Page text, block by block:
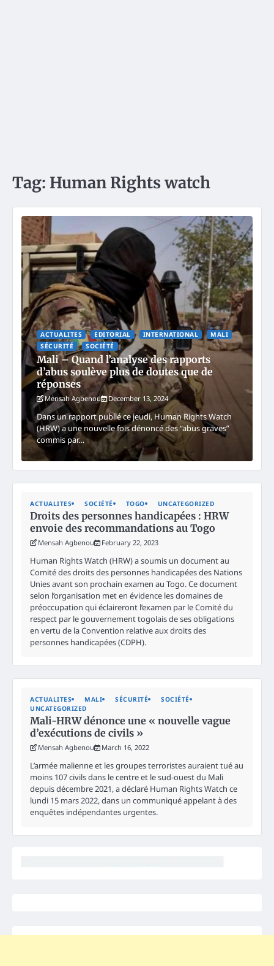
Tag: Human Rights watch
ACTUALITES EDITORIAL INTERNATIONAL
MALI
SÉCURITÉ
SOCIÉTÉ
Mali – Quand l’analyse des rapports
d’abus soulève plus de doutes que de
réponses
Mensah Agbenou December 13, 2024
Dans un rapport publié ce jeudi, Human Rights Watch
(HRW) a une nouvelle fois dénoncé des “abus graves”
commis par…
ACTUALITES SOCIÉTÉ TOGO UNCATEGORIZED
Droits des personnes handicapées : HRW
envoie des recommandations au Togo
Mensah Agbenou February 22, 2023
Human Rights Watch (HRW) a soumis un document au
Comité des droits des personnes handicapées des Nations
Unies avant son prochain examen au Togo. Ce document
selon l’organisation met en évidence les domaines de
préoccupation qui éclaireront l’examen par le Comité du
respect par le gouvernement togolais de ses obligations
en vertu de la Convention relative aux droits des
personnes handicapées (CDPH).
ACTUALITES MALI SÉCURITÉ
SOCIÉTÉ
UNCATEGORIZED
Mali-HRW dénonce une « nouvelle vague
d’exécutions de civils »
Mensah Agbenou March 16, 2022
L’armée malienne et les groupes terroristes auraient tué au
moins 107 civils dans le centre et le sud-ouest du Mali
depuis décembre 2021, a déclaré Human Rights Watch ce
lundi 15 mars 2022, dans un communiqué appelant à des
enquêtes indépendantes urgentes.